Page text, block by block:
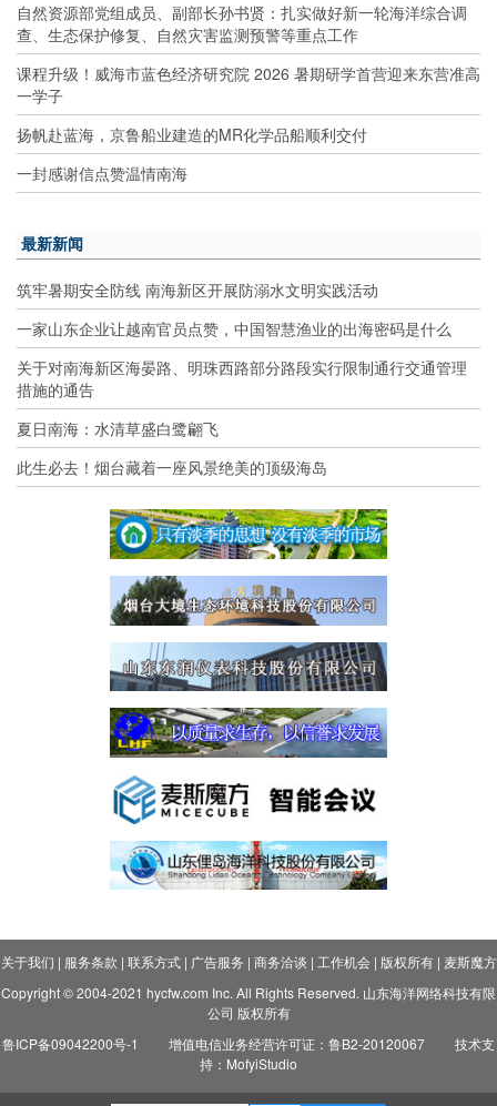
自然资源部党组成员、副部长孙书贤：扎实做好新一轮海洋综合调
查、生态保护修复、自然灾害监测预警等重点工作
课程升级！威海市蓝色经济研究院 2026 暑期研学首营迎来东营准高
一学子
扬帆赴蓝海，京鲁船业建造的MR化学品船顺利交付
一封感谢信点赞温情南海
最新新闻
筑牢暑期安全防线 南海新区开展防溺水文明实践活动
一家山东企业让越南官员点赞，中国智慧渔业的出海密码是什么
关于对南海新区海晏路、明珠西路部分路段实行限制通行交通管理
措施的通告
夏日南海：水清草盛白鹭翩飞
此生必去！烟台藏着一座风景绝美的顶级海岛
关于我们 | 服务条款 | 联系方式| 广告服务 | 商务洽谈 | 工作机会| 版权所有| 麦斯魔方
Copyright © 2004-2021 hycfw.com Inc. All Rights Reserved. 山东海洋网络科技有限
公司 版权所有
鲁ICP备09042200号-1
增值电信业务经营许可证：鲁B2-20120067
技术支
持：MofyiStudio